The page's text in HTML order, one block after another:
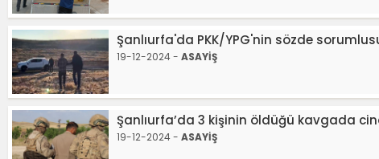
Şanlıurfa'da PKK/YPG'nin sözde
19-12-2024 - ASAYİŞ
Şanlıurfa’da 3 kişinin öldüğü kavgada
19-12-2024 - ASAYİŞ